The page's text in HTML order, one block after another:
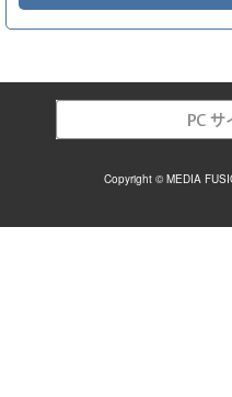
Copyright © MEDIA